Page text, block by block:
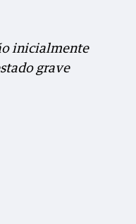
inicialmente
grave